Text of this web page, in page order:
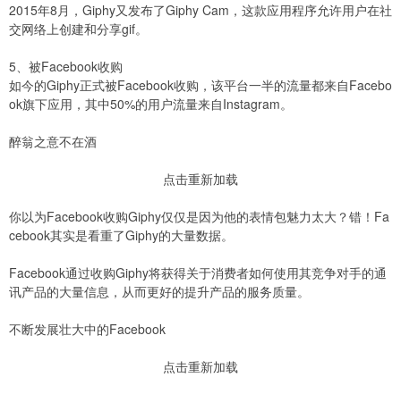
2015年8月，Giphy又发布了Giphy Cam，这款应用程序允许用户在社
交网络上创建和分享gif。
5、被Facebook收购
如今的Giphy正式被Facebook收购，该平台一半的流量都来自Facebo
ok旗下应用，其中50%的用户流量来自Instagram。
醉翁之意不在酒
点击重新加载
你以为Facebook收购Giphy仅仅是因为他的表情包魅力太大？错！Fa
cebook其实是看重了Giphy的大量数据。
Facebook通过收购Giphy将获得关于消费者如何使用其竞争对手的通
讯产品的大量信息，从而更好的提升产品的服务质量。
不断发展壮大中的Facebook
点击重新加载